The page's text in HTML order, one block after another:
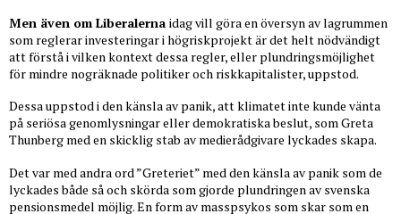
Men även om Liberalerna idag vill göra en översyn av lagrummen
som reglerar investeringar i högriskprojekt är det helt nödvändigt
att förstå i vilken kontext dessa regler, eller plundringsmöjlighet
för mindre nogräknade politiker och riskkapitalister, uppstod.
Dessa uppstod i den känsla av panik, att klimatet inte kunde vänta
på seriösa genomlysningar eller demokratiska beslut, som Greta
Thunberg med en skicklig stab av medierådgivare lyckades skapa.
Det var med andra ord ”Greteriet” med den känsla av panik som de
lyckades både så och skörda som gjorde plundringen av svenska
pensionsmedel möjlig. En form av masspsykos som skar som en